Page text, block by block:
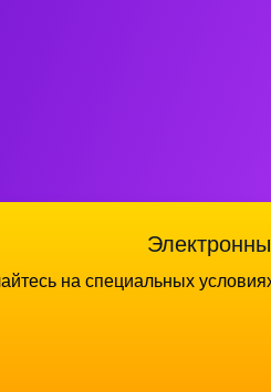
на специальных